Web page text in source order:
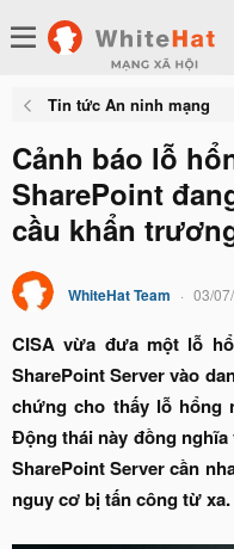
Tin tức An ninh mạng
Cảnh báo lỗ
SharePoint
cầu khẩn
WhiteHat Team 03/
CISA vừa đưa một lỗ
SharePoint Server vào
chứng cho thấy lỗ hổng
Động thái này đồng
SharePoint Server cần
nguy cơ bị tấn công từ xa.